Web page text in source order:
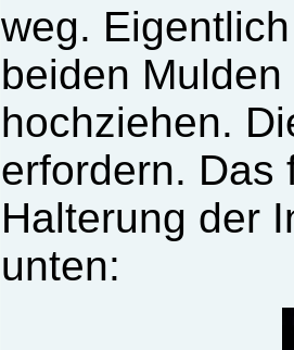
weg.
beiden
hochziehen.
erfordern. Das
Halterung der
unten: